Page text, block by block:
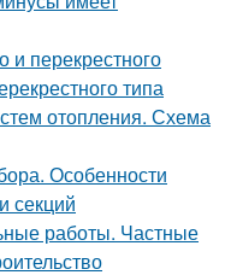
и перекрестного
типа
отопления. Схема
Особенности
секций
работы. Частные